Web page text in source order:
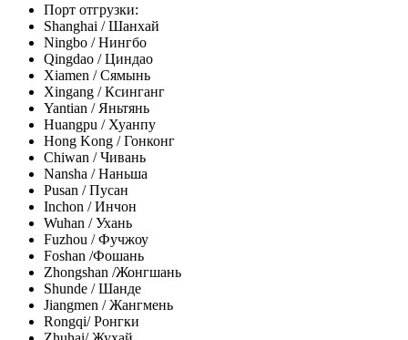
Порт отгрузки:
Shanghai / Шанхай
Ningbo / Нингбо
Qingdao / Циндао
Xiamen / Сямынь
Xingang / Ксинганг
Yantian / Яньтянь
Huangpu / Хуанпу
Hong Kong / Гонконг
Chiwan / Чивань
Nansha / Наньша
Pusan / Пусан
Inchon / Инчон
Wuhan / Ухань
Fuzhou / Фучжоу
Foshan /Фошань
Zhongshan /Жонгшань
Shunde / Шанде
Jiangmen / Жангмень
Rongqi/ Ронгки